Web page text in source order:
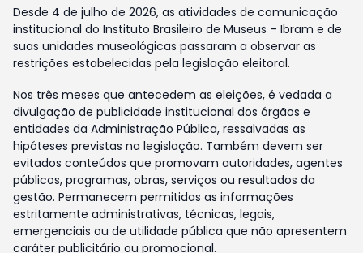
Desde 4 de julho de 2026, as atividades de comunicação
institucional do Instituto Brasileiro de Museus – Ibram e de
suas unidades museológicas passaram a observar as
restrições estabelecidas pela legislação eleitoral.
Nos três meses que antecedem as eleições, é vedada a
divulgação de publicidade institucional dos órgãos e
entidades da Administração Pública, ressalvadas as
hipóteses previstas na legislação. Também devem ser
evitados conteúdos que promovam autoridades, agentes
públicos, programas, obras, serviços ou resultados da
gestão. Permanecem permitidas as informações
estritamente administrativas, técnicas, legais,
emergenciais ou de utilidade pública que não apresentem
caráter publicitário ou promocional.